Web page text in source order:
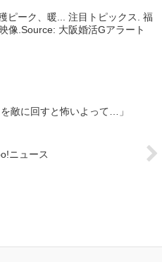
ピーク、暖... 注目トピックス. 福
像.Source: 大阪婚活Gアラート
敵に回すと怖いよって…」
ニュース